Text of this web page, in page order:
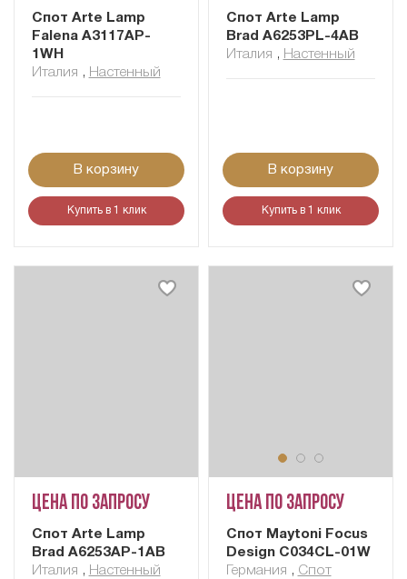
Cпот Arte Lamp
Falena A3117AP-
1WH
Италия , Настенный
В корзину
Купить в 1 клик
Cпот Arte Lamp
Brad A6253PL-4AB
Италия , Настенный
В корзину
Купить в 1 клик
Цена по запросу
Cпот Arte Lamp
Brad A6253AP-1AB
Италия , Настенный
Цена по запросу
Спот Maytoni Focus
Design C034CL-01W
Германия , Спот